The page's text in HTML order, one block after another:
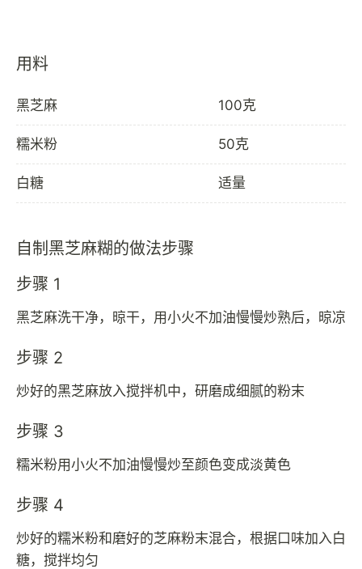
用料
黑芝麻 100克
糯米粉 50克
白糖 适量
自制黑芝麻糊的做法步骤
步骤 1
黑芝麻洗干净，晾干，用小火不加油慢慢炒熟后，晾凉
步骤 2
炒好的黑芝麻放入搅拌机中，研磨成细腻的粉末
步骤 3
糯米粉用小火不加油慢慢炒至颜色变成淡黄色
步骤 4
炒好的糯米粉和磨好的芝麻粉末混合，根据口味加入白
糖，搅拌均匀